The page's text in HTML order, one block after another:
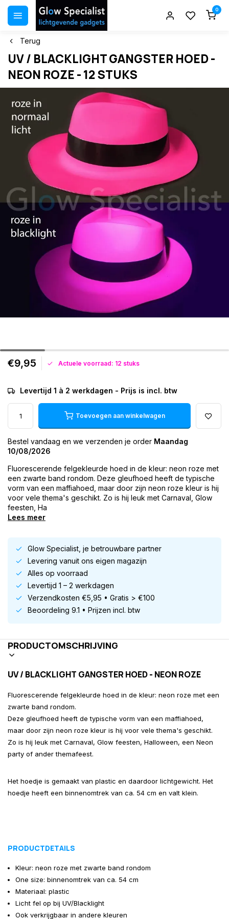
0
Terug
UV / BLACKLIGHT GANGSTER HOED -
NEON ROZE - 12 STUKS
€9,95 Actuele voorraad: 12 stuks
Levertijd 1 à 2 werkdagen - Prijs is incl. btw
Toevoegen aan winkelwagen
Bestel vandaag en we verzenden je order Maandag
10/08/2026
Fluorescerende felgekleurde hoed in de kleur: neon roze met
een zwarte band rondom. Deze gleufhoed heeft de typische
vorm van een maffiahoed, maar door zijn neon roze kleur is hij
voor vele thema's geschikt. Zo is hij leuk met Carnaval, Glow
feesten, Ha
Lees meer
Glow Specialist, je betrouwbare partner
Levering vanuit ons eigen magazijn
Alles op voorraad
Levertijd 1 – 2 werkdagen
Verzendkosten €5,95 • Gratis > €100
Beoordeling 9.1 • Prijzen incl. btw
PRODUCTOMSCHRIJVING
UV / BLACKLIGHT GANGSTER HOED - NEON ROZE
Fluorescerende felgekleurde hoed in de kleur: neon roze met een
zwarte band rondom.
Deze gleufhoed heeft de typische vorm van een maffiahoed,
maar door zijn neon roze kleur is hij voor vele thema's geschikt.
Zo is hij leuk met Carnaval, Glow feesten, Halloween, een Neon
party of ander themafeest.
Het hoedje is gemaakt van plastic en daardoor lichtgewicht. Het
hoedje heeft een binnenomtrek van ca. 54 cm en valt klein.
PRODUCTDETAILS
Kleur: neon roze met zwarte band rondom
One size: binnenomtrek van ca. 54 cm
Materiaal: plastic
Licht fel op bij UV/Blacklight
Ook verkrijgbaar in andere kleuren